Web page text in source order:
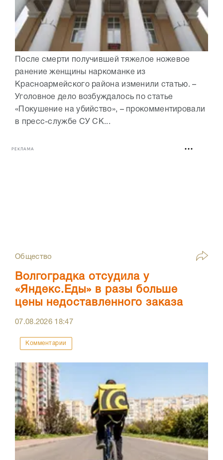
После смерти получившей тяжелое ножевое
ранение женщины наркоманке из
Красноармейского района изменили статью. –
Уголовное дело возбуждалось по статье
«Покушение на убийство», – прокомментировали
в пресс-службе СУ СК...
РЕКЛАМА
Общество
Волгоградка отсудила у
«Яндекс.Еды» в разы больше
цены недоставленного заказа
07.08.2026 18:47
Комментарии